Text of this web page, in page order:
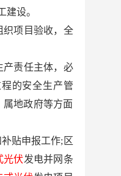
设。
织项目验收，全
产责任主体，必
的安全生产管
地政府等方面
贴申报工作;区
光伏发电并网条